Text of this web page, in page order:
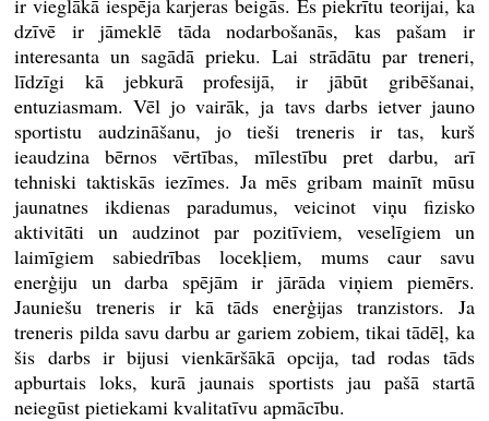
dzīvē ir jāmeklē tāda nodarbošanās, kas pašam ir
interesanta un sagādā prieku. Lai strādātu par treneri,
līdzīgi kā jebkurā profesijā, ir jābūt gribēšanai,
entuziasmam. Vēl jo vairāk, ja tavs darbs ietver jauno
sportistu audzināšanu, jo tieši treneris ir tas, kurš
ieaudzina bērnos vērtības, mīlestību pret darbu, arī
tehniski taktiskās iezīmes. Ja mēs gribam mainīt mūsu
jaunatnes ikdienas paradumus, veicinot viņu fizisko
aktivitāti un audzinot par pozitīviem, veselīgiem un
laimīgiem sabiedrības locekļiem, mums caur savu
enerģiju un darba spējām ir jārāda viņiem piemērs.
Jauniešu treneris ir kā tāds enerģijas tranzistors. Ja
treneris pilda savu darbu ar gariem zobiem, tikai tādēļ, ka
šis darbs ir bijusi vienkāršākā opcija, tad rodas tāds
apburtais loks, kurā jaunais sportists jau pašā startā
neiegūst pietiekami kvalitatīvu apmācību.